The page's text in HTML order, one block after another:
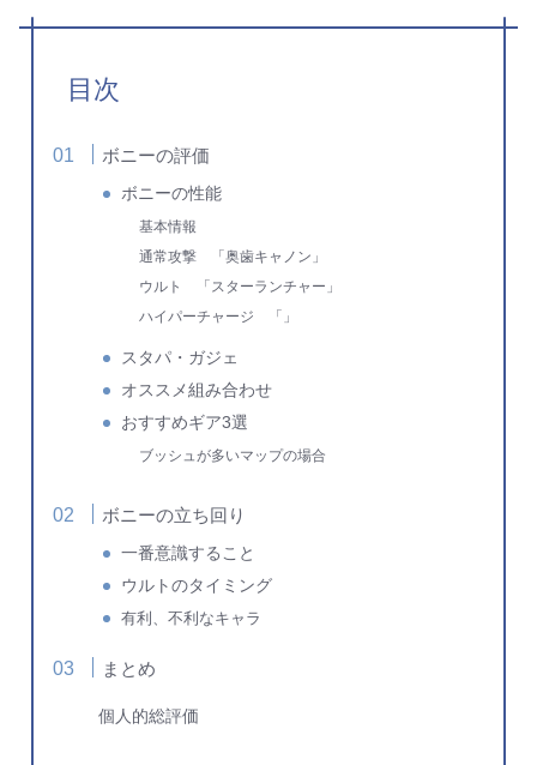
目次
ボニーの評価
ボニーの性能
基本情報
通常攻撃 「奥歯キャノン」
ウルト 「スターランチャー」
ハイパーチャージ 「」
スタパ・ガジェ
オススメ組み合わせ
おすすめギア3選
ブッシュが多いマップの場合
ボニーの立ち回り
一番意識すること
ウルトのタイミング
有利、不利なキャラ
まとめ
個人的総評価